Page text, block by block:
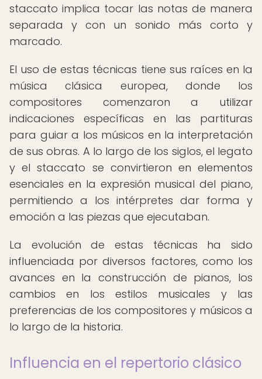
staccato implica tocar las notas de manera
separada y con un sonido más corto y
marcado.
El uso de estas técnicas tiene sus raíces en la
música clásica europea, donde los
compositores comenzaron a utilizar
indicaciones específicas en las partituras
para guiar a los músicos en la interpretación
de sus obras. A lo largo de los siglos, el legato
y el staccato se convirtieron en elementos
esenciales en la expresión musical del piano,
permitiendo a los intérpretes dar forma y
emoción a las piezas que ejecutaban.
La evolución de estas técnicas ha sido
influenciada por diversos factores, como los
avances en la construcción de pianos, los
cambios en los estilos musicales y las
preferencias de los compositores y músicos a
lo largo de la historia.
Influencia en el repertorio clásico